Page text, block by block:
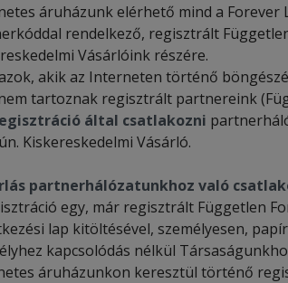
áruházunk elérhető mind a
rendelkező, regisztrált
Vásárlóink részére.
akik az Interneten történő
tartoznak regisztrált partnereink
által csatlakozni
Kiskereskedelmi Vásárló.
partnerhálózatunkhoz való c
egy, már regisztrált Független
lap kitöltésével, személyesen,
kapcsolódás nélkül
áruházunkon keresztül történő